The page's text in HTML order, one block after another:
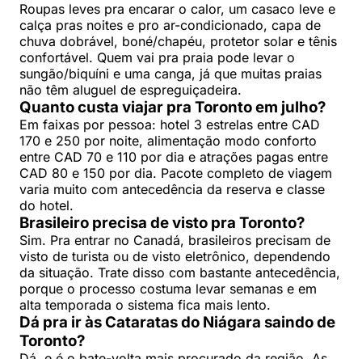
Roupas leves pra encarar o calor, um casaco leve e
calça pras noites e pro ar-condicionado, capa de
chuva dobrável, boné/chapéu, protetor solar e tênis
confortável. Quem vai pra praia pode levar o
sungão/biquíni e uma canga, já que muitas praias
não têm aluguel de espreguiçadeira.
Quanto custa viajar pra Toronto em julho?
Em faixas por pessoa: hotel 3 estrelas entre CAD
170 e 250 por noite, alimentação modo conforto
entre CAD 70 e 110 por dia e atrações pagas entre
CAD 80 e 150 por dia. Pacote completo de viagem
varia muito com antecedência da reserva e classe
do hotel.
Brasileiro precisa de visto pra Toronto?
Sim. Pra entrar no Canadá, brasileiros precisam de
visto de turista ou de visto eletrônico, dependendo
da situação. Trate disso com bastante antecedência,
porque o processo costuma levar semanas e em
alta temporada o sistema fica mais lento.
Dá pra ir às Cataratas do Niágara saindo de
Toronto?